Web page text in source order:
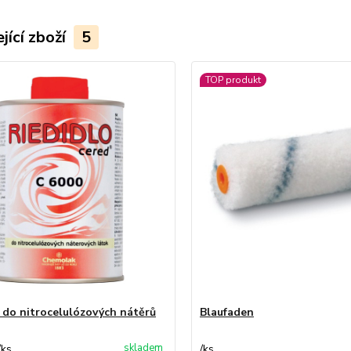
zboží 5
nitrocelulózových nátěrů
skladem
TOP produkt
Blaufaden